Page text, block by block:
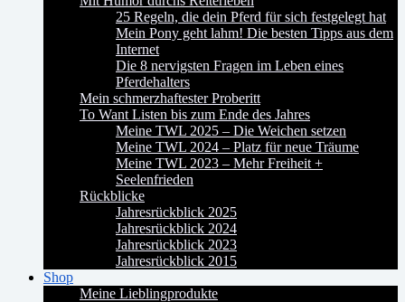
25 Regeln, die dein Pferd für sich festgelegt hat
Mein Pony geht lahm! Die besten Tipps aus dem
Internet
Die 8 nervigsten Fragen im Leben eines
Pferdehalters
Mein schmerzhaftester Proberitt
To Want Listen bis zum Ende des Jahres
Meine TWL 2025 – Die Weichen setzen
Meine TWL 2024 – Platz für neue Träume
Meine TWL 2023 – Mehr Freiheit +
Seelenfrieden
Rückblicke
Jahresrückblick 2025
Jahresrückblick 2024
Jahresrückblick 2023
Jahresrückblick 2015
Shop
Meine Lieblingprodukte